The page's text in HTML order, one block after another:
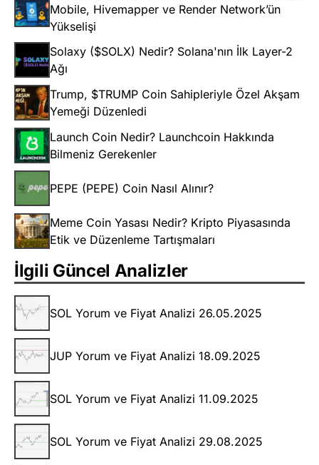
Mobile, Hivemapper ve Render Network’ün
Yükselişi
Solaxy ($SOLX) Nedir? Solana'nın İlk Layer-2
Ağı
Trump, $TRUMP Coin Sahipleriyle Özel Akşam
Yemeği Düzenledi
Launch Coin Nedir? Launchcoin Hakkında
Bilmeniz Gerekenler
PEPE (PEPE) Coin Nasıl Alınır?
Meme Coin Yasası Nedir? Kripto Piyasasında
Etik ve Düzenleme Tartışmaları
İlgili Güncel Analizler
SOL Yorum ve Fiyat Analizi 26.05.2025
JUP Yorum ve Fiyat Analizi 18.09.2025
SOL Yorum ve Fiyat Analizi 11.09.2025
SOL Yorum ve Fiyat Analizi 29.08.2025